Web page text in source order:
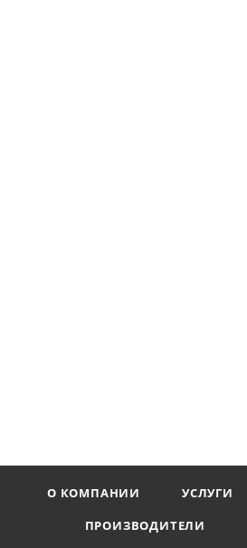
О КОМПАНИИ УСЛУГИ
ПРОИЗВОДИТЕЛИ